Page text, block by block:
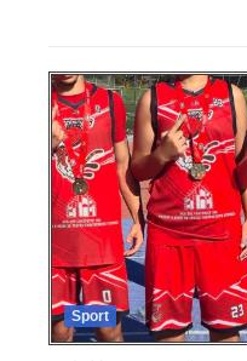
Sport